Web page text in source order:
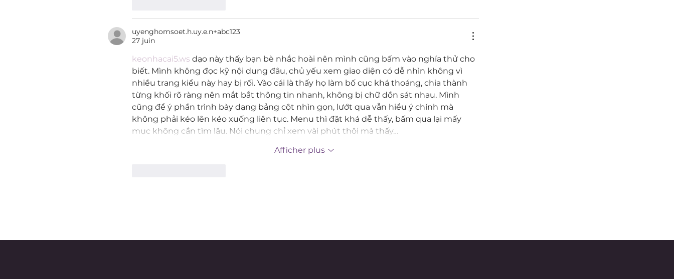
uyenghomsoet.h.uy.e.n+abc123
27 juin
keonhacai5.ws dạo này thấy bạn bè nhắc hoài nên mình cũng bấm vào nghía thử cho
biết. Mình không đọc kỹ nội dung đâu, chủ yếu xem giao diện có dễ nhìn không vì
nhiều trang kiểu này hay bị rối. Vào cái là thấy họ làm bố cục khá thoáng, chia thành
từng khối rõ ràng nên mắt bắt thông tin nhanh, không bị chữ dồn sát nhau. Mình
cũng để ý phần trình bày dạng bảng cột nhìn gọn, lướt qua vẫn hiểu ý chính mà
không phải kéo lên kéo xuống liên tục. Menu thì đặt khá dễ thấy, bấm qua lại mấy
mục không cần tìm lâu. Nói chung chỉ xem vài phút thôi mà thấy…
Afficher plus